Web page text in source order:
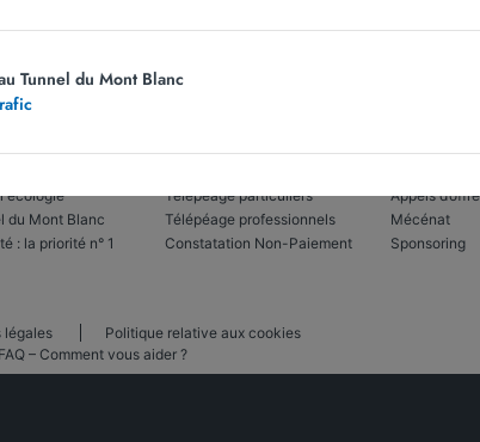
Tunnel du Mont Blanc
Pour obtenir plus d'informations, rendez-vous sur notre
du Mont Blanc
: la priorité n° 1
Télépéage particuliers
Télépéage professionnels
Constatation Non-Paiement
Appels
Mécénat
Sponsoring
légales
Politique relative aux cookies
FAQ – Comment vous aider ?